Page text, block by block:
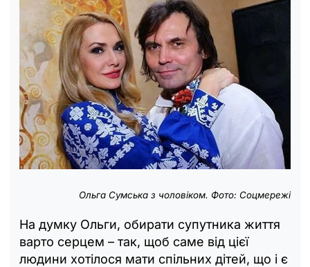
Ольга Сумська з чоловіком. Фото: Соцмережі
На думку Ольги, обирати супутника життя
варто серцем – так, щоб саме від цієї
людини хотілося мати спільних дітей, що і є